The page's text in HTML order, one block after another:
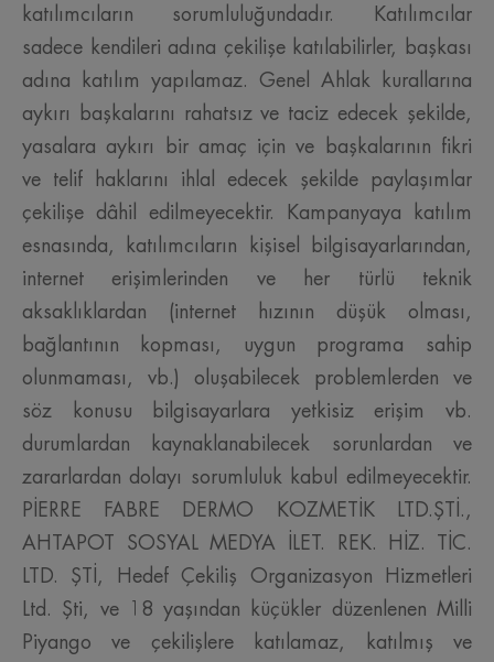
katılımcıların sorumluluğundadır. Katılımcılar
sadece kendileri adına çekilişe katılabilirler, başkası
adına katılım yapılamaz. Genel Ahlak kurallarına
aykırı başkalarını rahatsız ve taciz edecek şekilde,
yasalara aykırı bir amaç için ve başkalarının fikri
ve telif haklarını ihlal edecek şekilde paylaşımlar
çekilişe dâhil edilmeyecektir. Kampanyaya katılım
esnasında, katılımcıların kişisel bilgisayarlarından,
internet erişimlerinden ve her türlü teknik
aksaklıklardan (internet hızının düşük olması,
bağlantının kopması, uygun programa sahip
olunmaması, vb.) oluşabilecek problemlerden ve
söz konusu bilgisayarlara yetkisiz erişim vb.
durumlardan kaynaklanabilecek sorunlardan ve
zararlardan dolayı sorumluluk kabul edilmeyecektir.
PİERRE FABRE DERMO KOZMETİK LTD.ŞTİ.,
AHTAPOT SOSYAL MEDYA İLET. REK. HİZ. TİC.
LTD. ŞTİ, Hedef Çekiliş Organizasyon Hizmetleri
Ltd. Şti, ve 18 yaşından küçükler düzenlenen Milli
Piyango ve çekilişlere katılamaz, katılmış ve